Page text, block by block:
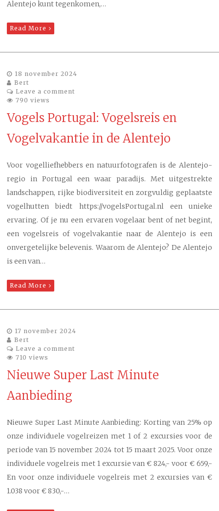
Alentejo kunt tegenkomen,…
Read More
18 november 2024
Bert
Leave a comment
790 views
Vogels Portugal: Vogelsreis en
Vogelvakantie in de Alentejo
Voor vogelliefhebbers en natuurfotografen is de Alentejo-
regio in Portugal een waar paradijs. Met uitgestrekte
landschappen, rijke biodiversiteit en zorgvuldig geplaatste
vogelhutten biedt https://vogelsPortugal.nl een unieke
ervaring. Of je nu een ervaren vogelaar bent of net begint,
een vogelsreis of vogelvakantie naar de Alentejo is een
onvergetelijke belevenis. Waarom de Alentejo? De Alentejo
is een van…
Read More
17 november 2024
Bert
Leave a comment
710 views
Nieuwe Super Last Minute
Aanbieding
Nieuwe Super Last Minute Aanbieding: Korting van 25% op
onze individuele vogelreizen met 1 of 2 excursies voor de
periode van 15 november 2024 tot 15 maart 2025. Voor onze
individuele vogelreis met 1 excursie van € 824,- voor € 659,-
En voor onze individuele vogelreis met 2 excursies van €
1.038 voor € 830,-…